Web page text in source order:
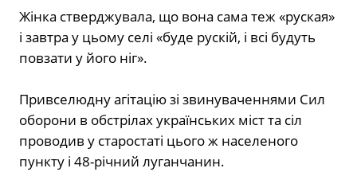
Жінка стверджувала, що вона сама теж «руская»
і завтра у цьому селі «буде рускій, і всі будуть
повзати у його ніг».
Привселюдну агітацію зі звинуваченнями Сил
оборони в обстрілах українських міст та сіл
проводив у старостаті цього ж населеного
пункту і 48-річний луганчанин.